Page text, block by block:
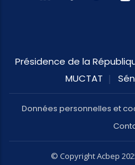
Présidence de la
MUCTAT
Données personnelles et
© Copyright Acbep